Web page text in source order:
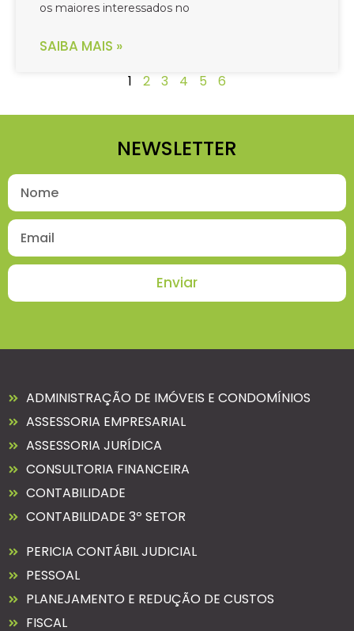
os maiores interessados no
SAIBA MAIS »
1 2 3 4 5 6
NEWSLETTER
Enviar
ADMINISTRAÇÃO DE IMÓVEIS E CONDOMÍNIOS
ASSESSORIA EMPRESARIAL
ASSESSORIA JURÍDICA
CONSULTORIA FINANCEIRA
CONTABILIDADE
CONTABILIDADE 3º SETOR
PERICIA CONTÁBIL JUDICIAL
PESSOAL
PLANEJAMENTO E REDUÇÃO DE CUSTOS
FISCAL